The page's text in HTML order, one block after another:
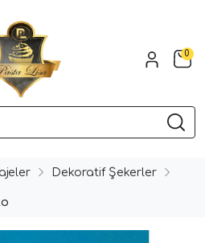
0
Dekoratif Şekerler